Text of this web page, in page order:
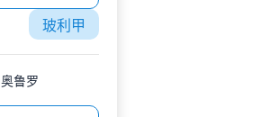
玻利甲
奥鲁罗